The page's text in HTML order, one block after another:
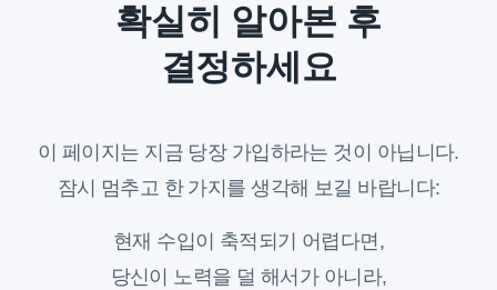
확실히 알아본 후
결정하세요
이 페이지는 지금 당장 가입하라는 것이 아닙니다.
잠시 멈추고 한 가지를 생각해 보길 바랍니다:
현재 수입이 축적되기 어렵다면,
당신이 노력을 덜 해서가 아니라,